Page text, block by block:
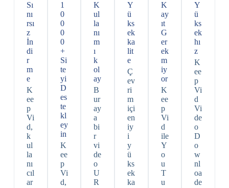
Sı
nı
rsı
z
İn
di
r
m
e
K
ee
p
Vi
d,
k
ul
la
nı
cıl
ar
1
0
0
0
0
+
Si
te
yi
D
es
te
kl
ey
in
K
ee
p
Vi
d,
K
ul
la
nı
m
ı
k
ol
ay
B
ur
ay
a
bi
r
vi
de
o
U
R
Y
ü
ks
ek
ka
lit
e
Ç
ev
ri
m
içi
en
iy
i
y
ü
ks
ek
ka
K
ay
ıt
G
er
ek
m
iy
or
K
ee
p
Vi
d
ile
Y
o
u
T
u
Y
ü
ks
ek
hı
z
K
ee
p
Vi
d
Vi
de
o
D
o
w
nl
oa
de